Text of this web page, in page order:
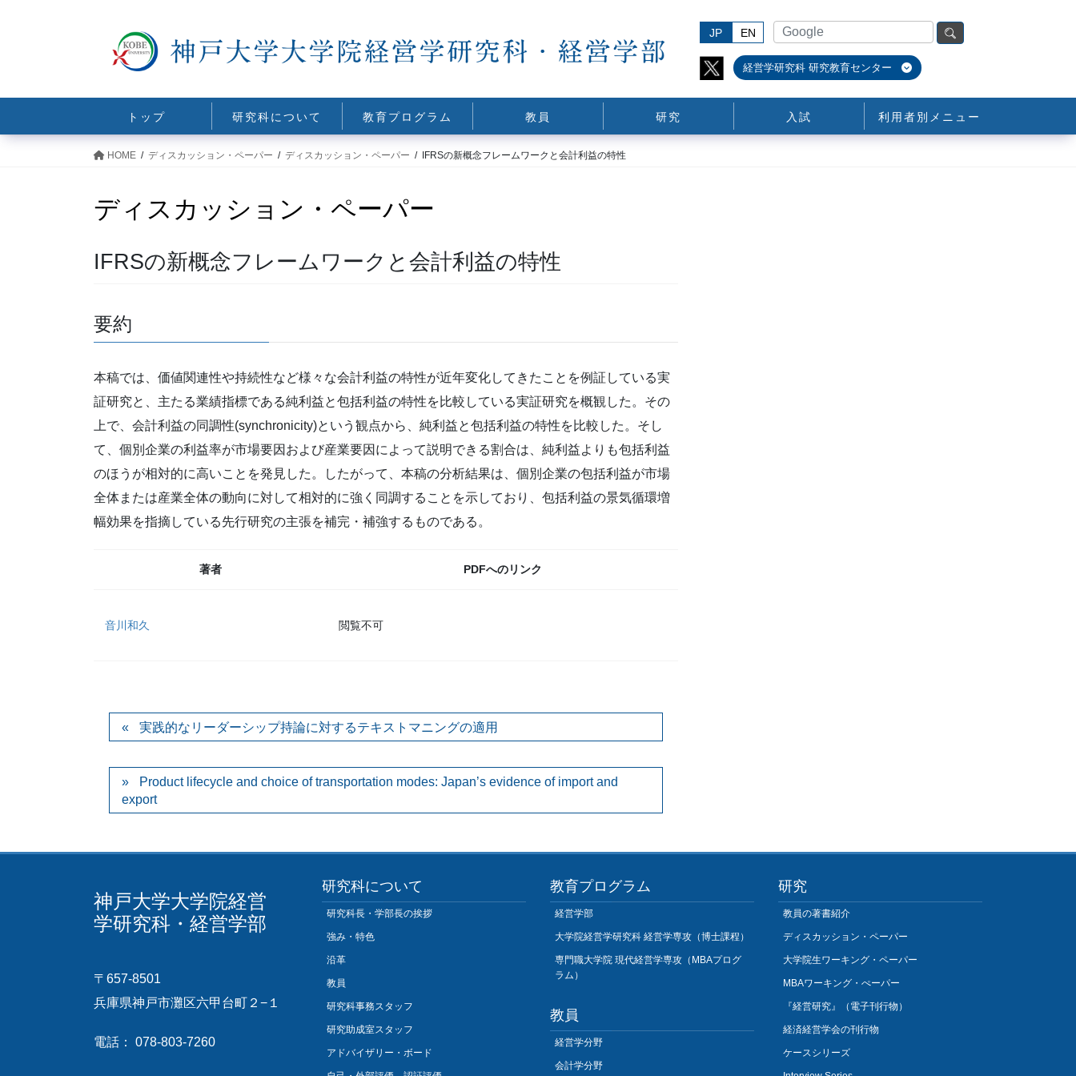
JP EN
経営学研究科 研究教育センター
トップ 研究科について 教育プログラム 教員 研究 入試 利用者別メニュー
HOME ディスカッション・ペーパー ディスカッション・ペーパー IFRSの新概念フレームワークと会計利益の特性
ディスカッション・ペーパー
IFRSの新概念フレームワークと会計利益の特性
要約
本稿では、価値関連性や持続性など様々な会計利益の特性が近年変化してきたことを例証している実
証研究と、主たる業績指標である純利益と包括利益の特性を比較している実証研究を概観した。その
上で、会計利益の同調性(synchronicity)という観点から、純利益と包括利益の特性を比較した。そし
て、個別企業の利益率が市場要因および産業要因によって説明できる割合は、純利益よりも包括利益
のほうが相対的に高いことを発見した。したがって、本稿の分析結果は、個別企業の包括利益が市場
全体または産業全体の動向に対して相対的に強く同調することを示しており、包括利益の景気循環増
幅効果を指摘している先行研究の主張を補完・補強するものである。
著者 PDFへのリンク
音川和久 閲覧不可
実践的なリーダーシップ持論に対するテキストマニングの適用
Product lifecycle and choice of transportation modes: Japan’s evidence of import and
export
神戸大学大学院経営
学研究科・経営学部
〒657-8501
兵庫県神戸市灘区六甲台町２−１
電話： 078-803-7260
研究科について
研究科長・学部長の挨拶
強み・特色
沿革
教員
研究科事務スタッフ
研究助成室スタッフ
アドバイザリー・ボード
教育プログラム
経営学部
大学院経営学研究科 経営学専攻（博士課程）
専門職大学院 現代経営学専攻（MBAプログ
ラム）
教員
経営学分野
会計学分野
研究
教員の著書紹介
ディスカッション・ペーパー
大学院生ワーキング・ペーパー
MBAワーキング・ぺーパー
『経営研究』（電子刊行物）
経済経営学会の刊行物
ケースシリーズ